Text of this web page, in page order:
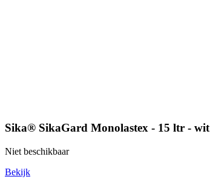
Sika® SikaGard Monolastex - 15 ltr - wit
Niet beschikbaar
Bekijk